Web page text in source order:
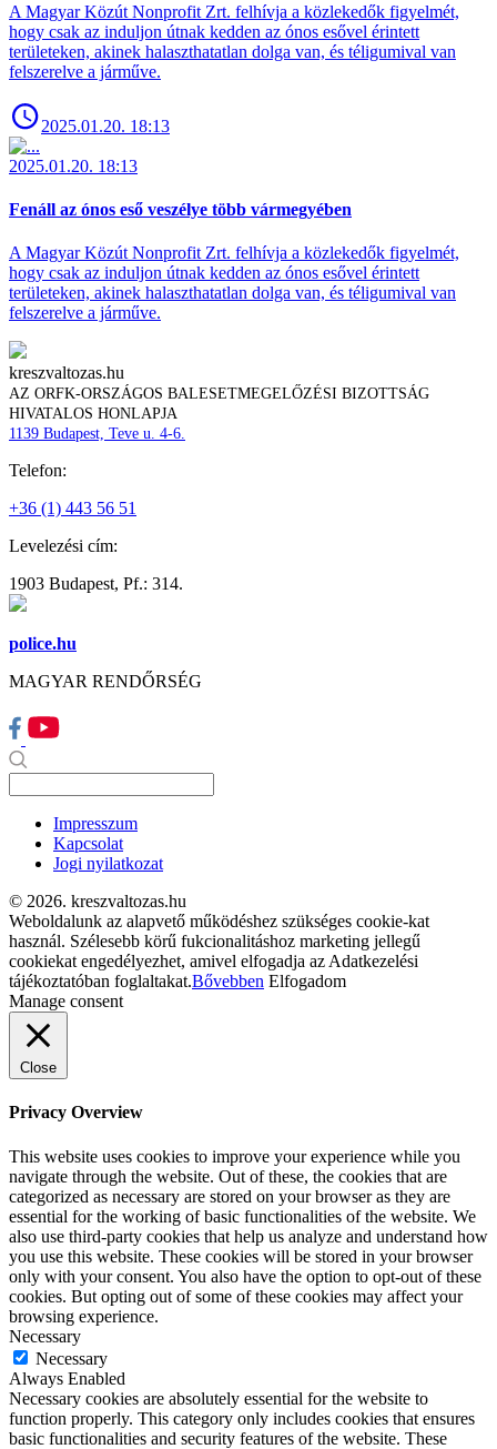
A Magyar Közút Nonprofit Zrt. felhívja a közlekedők figyelmét,
hogy csak az induljon útnak kedden az ónos esővel érintett
területeken, akinek halaszthatatlan dolga van, és téligumival van
felszerelve a járműve.
2025.01.20. 18:13
2025.01.20. 18:13
Fenáll az ónos eső veszélye több vármegyében
A Magyar Közút Nonprofit Zrt. felhívja a közlekedők figyelmét,
hogy csak az induljon útnak kedden az ónos esővel érintett
területeken, akinek halaszthatatlan dolga van, és téligumival van
felszerelve a járműve.
kreszvaltozas.hu
AZ ORFK-ORSZÁGOS BALESETMEGELŐZÉSI BIZOTTSÁG
HIVATALOS HONLAPJA
1139 Budapest, Teve u. 4-6.
Telefon:
+36 (1) 443 56 51
Levelezési cím:
1903 Budapest, Pf.: 314.
police.hu
MAGYAR RENDŐRSÉG
Impresszum
Kapcsolat
Jogi nyilatkozat
© 2026. kreszvaltozas.hu
Weboldalunk az alapvető működéshez szükséges cookie-kat
használ. Szélesebb körű fukcionalitáshoz marketing jellegű
cookiekat engedélyezhet, amivel elfogadja az Adatkezelési
tájékoztatóban foglaltakat.Bővebben Elfogadom
Manage consent
Close
Privacy Overview
This website uses cookies to improve your experience while you
navigate through the website. Out of these, the cookies that are
categorized as necessary are stored on your browser as they are
essential for the working of basic functionalities of the website. We
also use third-party cookies that help us analyze and understand how
you use this website. These cookies will be stored in your browser
only with your consent. You also have the option to opt-out of these
cookies. But opting out of some of these cookies may affect your
browsing experience.
Necessary
Necessary
Always Enabled
Necessary cookies are absolutely essential for the website to
function properly. This category only includes cookies that ensures
basic functionalities and security features of the website. These